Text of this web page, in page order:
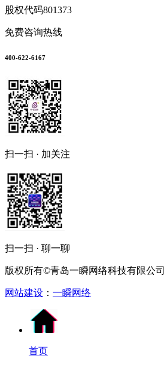
股权代码801373
免费咨询热线
400-622-6167
扫一扫 · 加关注
扫一扫 · 聊一聊
版权所有©青岛一瞬网络科技有限公司
网站建设 ： 一瞬网络
首页